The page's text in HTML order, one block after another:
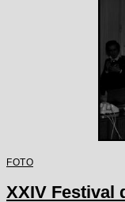
FOTO
XXIV Festival